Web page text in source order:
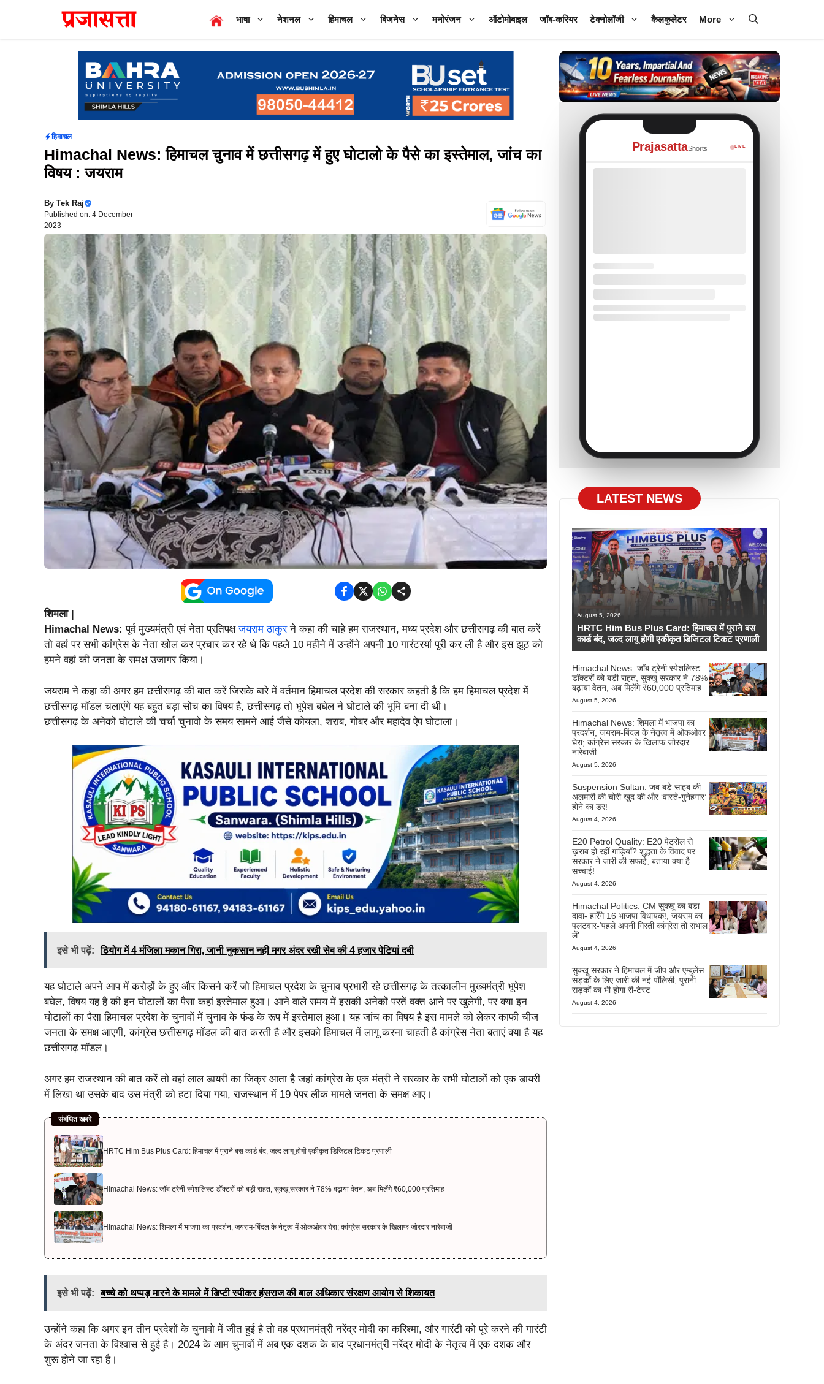
content
भाषा नेशनल हिमाचल बिजनेस मनोरंजन ऑटोमोबाइल जॉब-करियर टेक्नोलॉजी कैलकुलेटर More
हिमाचल
Himachal News: हिमाचल चुनाव में छत्तीसगढ़ में हुए घोटालो के पैसे का इस्तेमाल, जांच का
विषय : जयराम
By Tek Raj
Published on: 4 December
2023
शिमला |
Himachal News:पूर्व मुख्यमंत्री एवं नेता प्रतिपक्षजयराम ठाकुरने कहा की चाहे हम राजस्थान, मध्य प्रदेश और छत्तीसगढ़ की बात करें
तो वहां पर सभी कांग्रेस के नेता खोल कर प्रचार कर रहे थे कि पहले 10 महीने में उन्होंने अपनी 10 गारंटरयां पूरी कर ली है और इस झूठ को
हमने वहां की जनता के समक्ष उजागर किया।
जयराम ने कहा की अगर हम छत्तीसगढ़ की बात करें जिसके बारे में वर्तमान हिमाचल प्रदेश की सरकार कहती है कि हम हिमाचल प्रदेश में
छत्तीसगढ़ मॉडल चलाएंगे यह बहुत बड़ा सोच का विषय है, छत्तीसगढ़ तो भूपेश बघेल ने घोटाले की भूमि बना दी थी।
छत्तीसगढ़ के अनेकों घोटाले की चर्चा चुनावो के समय सामने आई जैसे कोयला, शराब, गोबर और महादेव ऐप घोटाला।
इसे भी पढ़ें: ठियोग में 4 मंजिला मकान गिरा, जानी नुकसान नही मगर अंदर रखी सेब की 4 हजार पेटियां दबी
यह घोटाले अपने आप में करोड़ों के हुए और किसने करें जो हिमाचल प्रदेश के चुनाव प्रभारी रहे छत्तीसगढ़ के तत्कालीन मुख्यमंत्री भूपेश
बघेल, विषय यह है की इन घोटालों का पैसा कहां इस्तेमाल हुआ। आने वाले समय में इसकी अनेकों परतें वक्त आने पर खुलेगी, पर क्या इन
घोटालों का पैसा हिमाचल प्रदेश के चुनावों में चुनाव के फंड के रूप में इस्तेमाल हुआ। यह जांच का विषय है इस मामले को लेकर काफी चीज
जनता के समक्ष आएगी, कांग्रेस छत्तीसगढ़ मॉडल की बात करती है और इसको हिमाचल में लागू करना चाहती है कांग्रेस नेता बताएं क्या है यह
छत्तीसगढ़ मॉडल।
अगर हम राजस्थान की बात करें तो वहां लाल डायरी का जिक्र आता है जहां कांग्रेस के एक मंत्री ने सरकार के सभी घोटालों को एक डायरी
में लिखा था उसके बाद उस मंत्री को हटा दिया गया, राजस्थान में 19 पेपर लीक मामले जनता के समक्ष आए।
संबंधित खबरें
HRTC Him Bus Plus Card: हिमाचल में पुराने बस कार्ड बंद, जल्द लागू होगी एकीकृत डिजिटल टिकट प्रणाली
Himachal News: जॉब ट्रेनी स्पेशलिस्ट डॉक्टरों को बड़ी राहत, सुक्खू सरकार ने 78% बढ़ाया वेतन, अब मिलेंगे ₹60,000 प्रतिमाह
Himachal News: शिमला में भाजपा का प्रदर्शन, जयराम-बिंदल के नेतृत्व में ओकओवर घेरा; कांग्रेस सरकार के खिलाफ जोरदार नारेबाजी
इसे भी पढ़ें: बच्‍चे को थप्‍पड़ मारने के मामले में डिप्‍टी स्‍पीकर हंसराज की बाल अधिकार संरक्षण आयोग से शिकायत
उन्होंने कहा कि अगर इन तीन प्रदेशों के चुनावो में जीत हुई है तो वह प्रधानमंत्री नरेंद्र मोदी का करिश्मा, और गारंटी को पूरे करने की गारंटी
के अंदर जनता के विश्वास से हुई है। 2024 के आम चुनावों में अब एक दशक के बाद प्रधानमंत्री नरेंद्र मोदी के नेतृत्व में एक दशक और
शुरू होने जा रहा है।
PrajasattaShorts LIVE
LATEST NEWS
August 5, 2026
HRTC Him Bus Plus Card: हिमाचल में पुराने बस
कार्ड बंद, जल्द लागू होगी एकीकृत डिजिटल टिकट प्रणाली
Himachal News: जॉब ट्रेनी स्पेशलिस्ट
डॉक्टरों को बड़ी राहत, सुक्खू सरकार ने 78%
बढ़ाया वेतन, अब मिलेंगे ₹60,000 प्रतिमाह
August 5, 2026
Himachal News: शिमला में भाजपा का
प्रदर्शन, जयराम-बिंदल के नेतृत्व में ओकओवर
घेरा; कांग्रेस सरकार के खिलाफ जोरदार
नारेबाजी
August 5, 2026
Suspension Sultan: जब बड़े साहब की
अलमारी की चोरी खुद की और ‘वास्ते-गुनेहगार’
होने का डर!
August 4, 2026
E20 Petrol Quality: E20 पेट्रोल से
ख़राब हो रहीं गाड़ियाँ? शुद्धता के विवाद पर
सरकार ने जारी की सफाई, बताया क्या है
सच्चाई!
August 4, 2026
Himachal Politics: CM सुक्खू का बड़ा
दावा- हारेंगे 16 भाजपा विधायक!, जयराम का
पलटवार-‘पहले अपनी गिरती कांग्रेस तो संभाल
लें’
August 4, 2026
सुक्खू सरकार ने हिमाचल में जीप और एम्बुलेंस
सड़कों के लिए जारी की नई पॉलिसी, पुरानी
सड़कों का भी होगा री-टेस्ट
August 4, 2026